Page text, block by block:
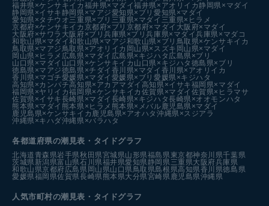
福井県×ケンサキイカ 福井県×マダイ福井県×アオリイカ 静岡県×マダイ
静岡県×イサキ 静岡県×マアジ愛知県×ブリ愛知県×マダイ
愛知県×タチウオ三重県×ブリ 三重県×マダイ 三重県×ヒラメ
京都府×ケンサキイカ 京都府×ブリ 京都府×マダイ 大阪府×マダイ
大阪府×サワラ 大阪府×ブリ兵庫県×ブリ兵庫県×マダイ兵庫県×マダコ
和歌山県×マダイ和歌山県×マアジ和歌山県×ブリ 鳥取県×ケンサキイカ
鳥取県×マアジ鳥取県×アオリイカ 岡山県×スズキ 岡山県×マダイ
岡山県×ヒラメ 広島県×マダイ 広島県×キジハタ 広島県×ブリ
山口県×マダイ 山口県×ケンサキイカ 山口県×キジハタ 徳島県×ブリ
徳島県×マアジ徳島県×チダイ 香川県×マダイ 香川県×アオリイカ
香川県×マゴチ愛媛県×マダイ 愛媛県×ブリ愛媛県×キジハタ
高知県×カンパチ高知県×アカアマダイ 高知県×イサキ福岡県×マダイ
福岡県×ヤリイカ福岡県×ケンサキイカ 佐賀県×マダイ 佐賀県×ヒラマサ
佐賀県×イサキ長崎県×マダイ 長崎県×キジハタ長崎県×オオモンハタ
熊本県×マダイ 熊本県×ヒラメ 熊本県×メバル鹿児島県×マダイ
鹿児島県×ケンサキイカ 鹿児島県×アオハタ沖縄県×スジアラ
沖縄県×キハダ沖縄県×バラハタ
各都道府県の潮見表 ・タイドグラフ
北海道青森県岩手県秋田県宮城県山形県福島県東京都神奈川県千葉県
茨城県新潟県富山県石川県福井県愛知県静岡県三重県大阪府兵庫県
和歌山県京都府広島県 岡山県山口県鳥取県島根県高知県香川県徳島県
愛媛県福岡県佐賀県長崎県熊本県大分県宮崎県鹿児島県沖縄県
人気市町村の潮見表・タイドグラフ